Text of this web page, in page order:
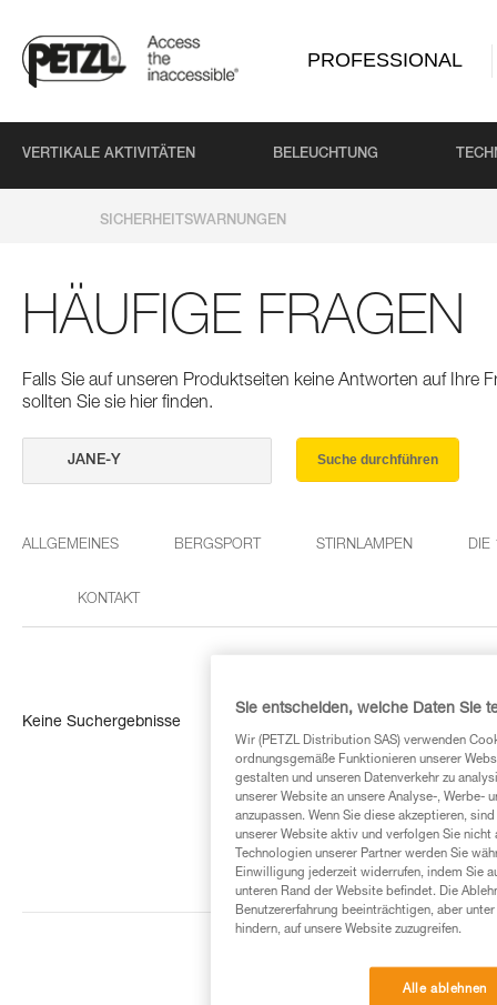
PROFESSIONAL
VERTIKALE AKTIVITÄTEN BELEUCHTUNG
SICHERHEITSWARNUNGEN
HÄUFIGE FRAGEN
Falls Sie auf unseren Produktseiten keine Antworten auf Ihre
sollten Sie sie hier finden.
Suche durchführen
ALLGEMEINES BERGSPORT STIRNLAMPEN DIE
KONTAKT
Keine Suchergebnisse
Sie entscheiden, welche Daten Sie
Wir (PETZL Distribution SAS) verwenden
ordnungsgemäße Funktionieren unserer
gestalten und unseren Datenverkehr zu
unserer Website an unsere Analyse-, Werbe-
anzupassen. Wenn Sie diese akzeptieren,
unserer Website aktiv und verfolgen Sie
Technologien unserer Partner werden Sie
Einwilligung jederzeit widerrufen, indem Sie
unteren Rand der Website befindet. Die
Benutzererfahrung beeinträchtigen, aber
hindern, auf unsere Website zuzugreifen.
Alle ablehnen